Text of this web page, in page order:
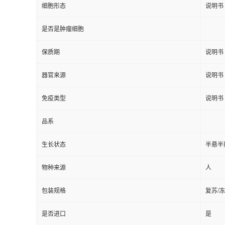
细胞形态 说明书
是否是肿瘤细胞
保质期 说明书
器官来源 说明书
免疫类型 说明书
品系
生长状态 半悬半
物种来源 人
包装规格 复苏/
是否进口 是